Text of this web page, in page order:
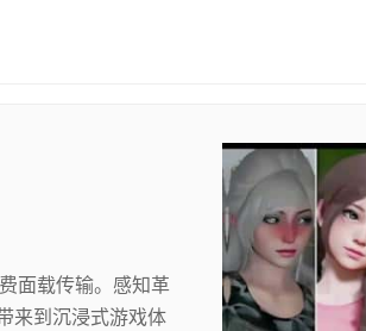
面载传输。感知革
来到沉浸式游戏体